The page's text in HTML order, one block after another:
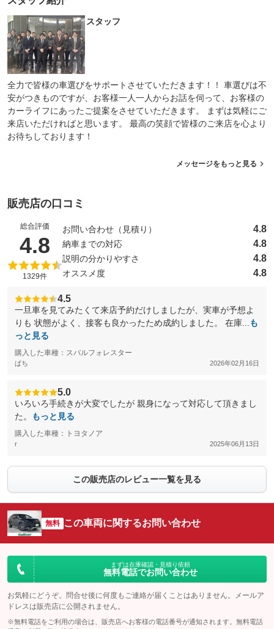
スタッフ
全力で皆様の車選びをサポートさせていただきます！！ 車選びは不
安がつきものですが、お客様一人一人からお話を伺って、お客様の
カーライフにあったご提案をさせていただきます。 まずは気軽にご
来店いただければと思います。 最高の笑顔で皆様のご来店を心より
お待ちしております！
メッセージをもっと見る
販売店の口コミ
総合評価
4.8 （5点満点中）
1329件
お問い合わせ（見積り） 4.8
納車までの対応 4.8
説明の分かりやすさ 4.8
オススメ度 4.8
4.5
一旦車を見てみたくて来店予約だけしましたが、実車が予想よ
りも 状態がよく、接客も良かったため成約しました。 在庫...
も
っと見る
購入した車種：スバルフォレスター
ぱち 2026年02月16日
5.0
いろいろ手続きが大変でしたが 親身になって対応して頂きまし
た。
もっと見る
購入した車種：トヨタノア
r 2025年06月13日
この販売店のレビュー一覧を見る
無料 この車両に関するお問い合わせ
まずは在庫確認・見積り依頼
無料電話でお問い合わせ
お気軽にどうぞ。問合せ後に何度もご連絡が届くことはありません。メールア
ドレスは販売店に公開されません。
※無料電話をご利用の場合は、販売店へお客様の電話番号が通知されます。無料電話